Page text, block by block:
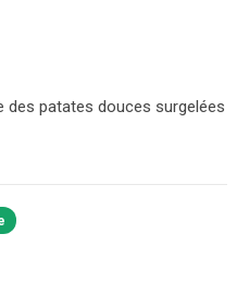
des patates douces surgelées